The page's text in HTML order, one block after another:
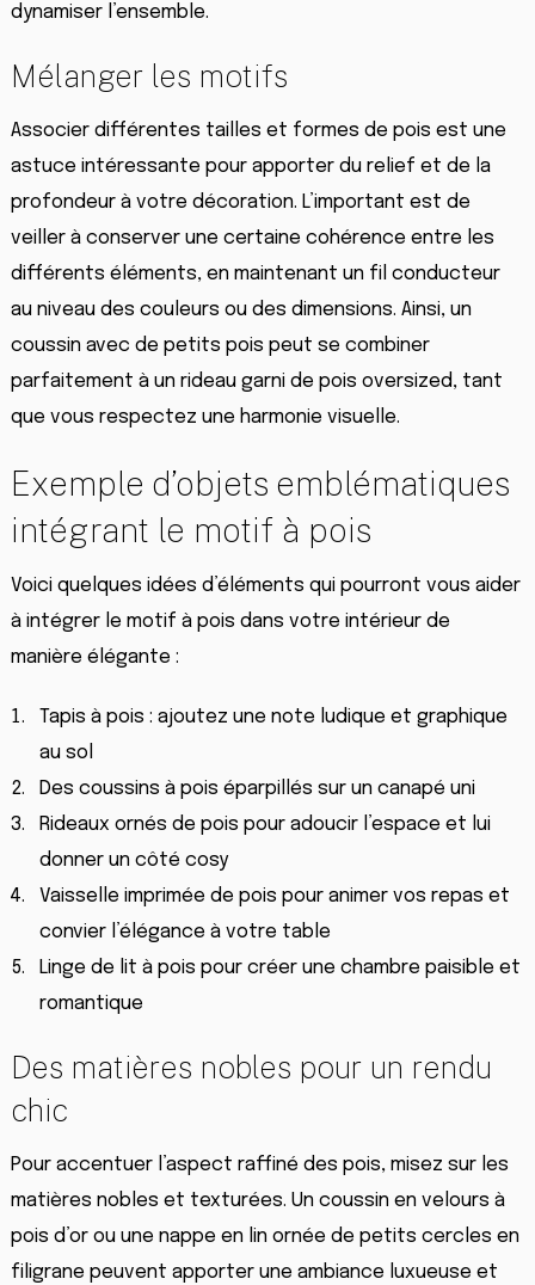
dynamiser l’ensemble.
Mélanger les motifs
Associer différentes tailles et formes de pois est une
astuce intéressante pour apporter du relief et de la
profondeur à votre décoration. L’important est de
veiller à conserver une certaine cohérence entre les
différents éléments, en maintenant un fil conducteur
au niveau des couleurs ou des dimensions. Ainsi, un
coussin avec de petits pois peut se combiner
parfaitement à un rideau garni de pois oversized, tant
que vous respectez une harmonie visuelle.
Exemple d’objets emblématiques
intégrant le motif à pois
Voici quelques idées d’éléments qui pourront vous aider
à intégrer le motif à pois dans votre intérieur de
manière élégante :
Tapis à pois : ajoutez une note ludique et graphique
au sol
Des coussins à pois éparpillés sur un canapé uni
Rideaux ornés de pois pour adoucir l’espace et lui
donner un côté cosy
Vaisselle imprimée de pois pour animer vos repas et
convier l’élégance à votre table
Linge de lit à pois pour créer une chambre paisible et
romantique
Des matières nobles pour un rendu
chic
Pour accentuer l’aspect raffiné des pois, misez sur les
matières nobles et texturées. Un coussin en velours à
pois d’or ou une nappe en lin ornée de petits cercles en
filigrane peuvent apporter une ambiance luxueuse et